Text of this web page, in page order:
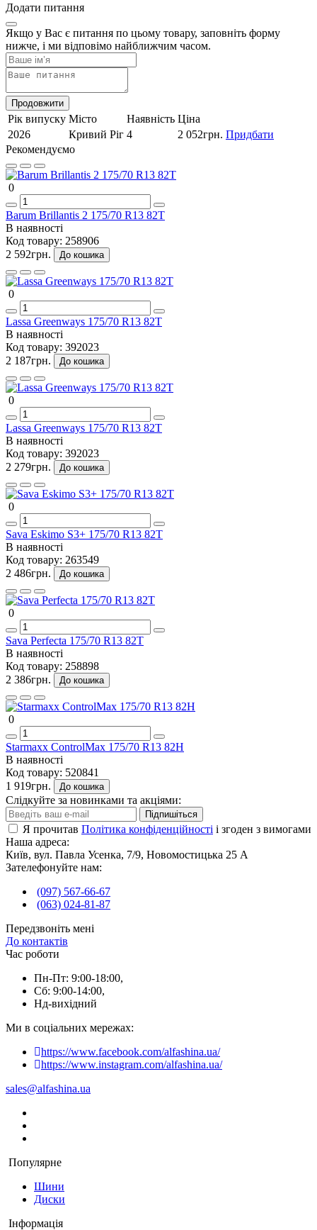
Додати питання
Якщо у Вас є питання по цьому товару, заповніть форму
нижче, і ми відповімо найближчим часом.
Продовжити
Рік випуску Місто Наявність Ціна
2026
Кривий Ріг 4 2 052грн. Придбати
Рекомендуємо
0
Barum Brillantis 2 175/70 R13 82T
В наявності
Код товару: 258906
2 592грн.
До кошика
0
Lassa Greenways 175/70 R13 82T
В наявності
Код товару: 392023
2 187грн.
До кошика
0
Lassa Greenways 175/70 R13 82T
В наявності
Код товару: 392023
2 279грн.
До кошика
0
Sava Eskimo S3+ 175/70 R13 82T
В наявності
Код товару: 263549
2 486грн.
До кошика
0
Sava Perfecta 175/70 R13 82T
В наявності
Код товару: 258898
2 386грн.
До кошика
0
Starmaxx ControlMax 175/70 R13 82H
В наявності
Код товару: 520841
1 919грн.
До кошика
Слідкуйте за новинками та акціями:
Підпишіться
Я прочитав Політика конфіденційності і згоден з вимогами
Наша адреса:
Київ, вул. Павла Усенка, 7/9, Новомостицька 25 А
Зателефонуйте нам:
(097) 567-66-67
(063) 024-81-87
Передзвоніть мені
До контактів
Час роботи
Пн-Пт: 9:00-18:00,
Сб: 9:00-14:00,
Нд-вихідний
Ми в соціальних мережах:
https://www.facebook.com/alfashina.ua/
https://www.instagram.com/alfashina.ua/
sales@alfashina.ua
Популярне
Шини
Диски
Інформація